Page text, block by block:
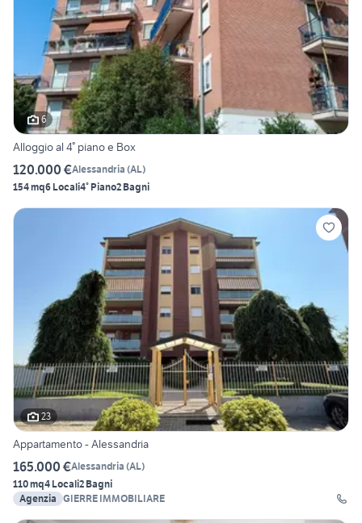
6
Alloggio al 4° piano e Box
120.000 €Alessandria (AL)
154 mq6 Locali4° Piano2 Bagni
23
Appartamento - Alessandria
165.000 €Alessandria (AL)
110 mq4 Locali2 Bagni
Agenzia GIERRE IMMOBILIARE